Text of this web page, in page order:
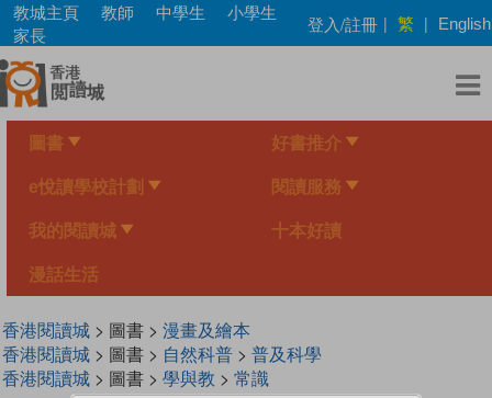
Skip
main
content
教城主頁 教師 中學生
小學生
家長
登入/註冊 | 繁 | English
圖書 好書推介
e悅讀學校計劃 閱讀服務
我的閱讀城 十本好讀
漫話生活
香港閱讀城> 圖書 > 漫畫及繪本
香港閱讀城> 圖書 > 自然科普> 普及科學
香港閱讀城> 圖書 > 學與教 > 常識